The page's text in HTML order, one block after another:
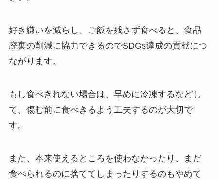
好き嫌いを減らし、ご飯を残さず食べると、食品
廃棄の削減に協力できるのでSDGs達成の貢献につ
ながります。
もし食べきれない場合は、早めに冷凍するなどし
て、傷む前に食べきるよう工夫するのが大切で
す。
また、本来使えるところを使わなかったり、まだ
食べられるのに捨ててしまったりするのもやめて